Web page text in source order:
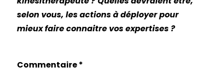
selon vous, les actions à déployer pour
mieux faire connaitre vos expertises ?
Commentaire*